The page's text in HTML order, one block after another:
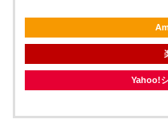
Yahoo!